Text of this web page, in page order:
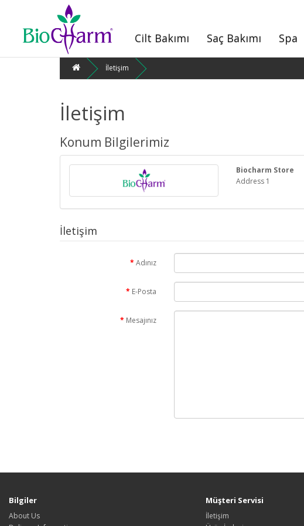
Cilt Bakımı Saç Bakımı Spa
İletişim
İletişim
Konum Bilgilerimiz
Biocharm Store
Address 1
İletişim
Adınız
E-Posta
Mesajınız
Bilgiler
About Us
Müşteri Servisi
İletişim